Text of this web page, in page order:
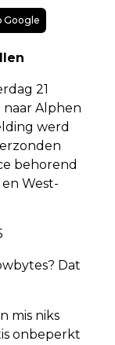
Google
21
Alphen
werd
behorend
West-
Dat
mis niks
onbeperkt